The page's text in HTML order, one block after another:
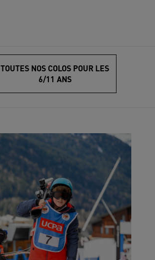
TOUTES NOS COLOS POUR LES
6/11 ANS